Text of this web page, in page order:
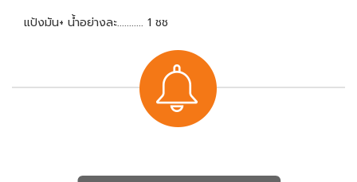
แป้งมัน+ น้ำอย่างละ........... 1 ชช